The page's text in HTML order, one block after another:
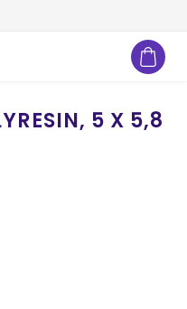
Hľadať
5 X 5,8